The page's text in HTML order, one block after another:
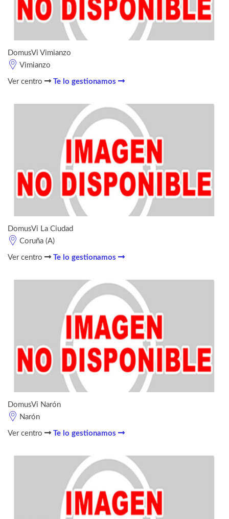
DomusVi Vimianzo
Vimianzo
Ver centro Te lo gestionamos
DomusVi La Ciudad
Coruña (A)
Ver centro Te lo gestionamos
DomusVi Narón
Narón
Ver centro Te lo gestionamos